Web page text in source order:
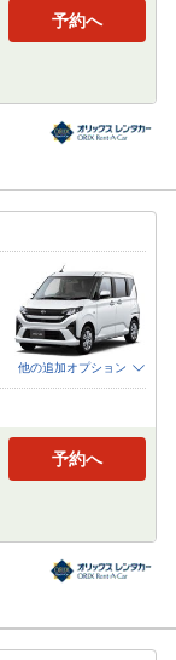
予約へ
他の追加オプション
予約へ